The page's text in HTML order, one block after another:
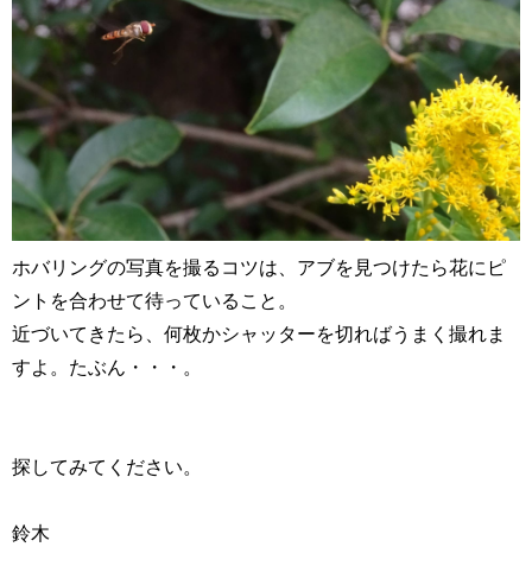
ホバリングの写真を撮るコツは、アブを見つけたら花にピ
ントを合わせて待っていること。
近づいてきたら、何枚かシャッターを切ればうまく撮れま
すよ。たぶん・・・。
探してみてください。
鈴木